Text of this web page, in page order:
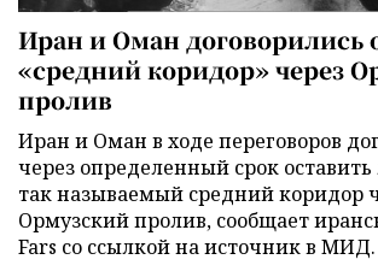
Иран и Оман договорились
«средний коридор» через
пролив
Иран и Оман в ходе переговоров
через определенный срок
так называемый средний коридор
Ормузский пролив, сообщает
Fars со ссылкой на источник в МИД.